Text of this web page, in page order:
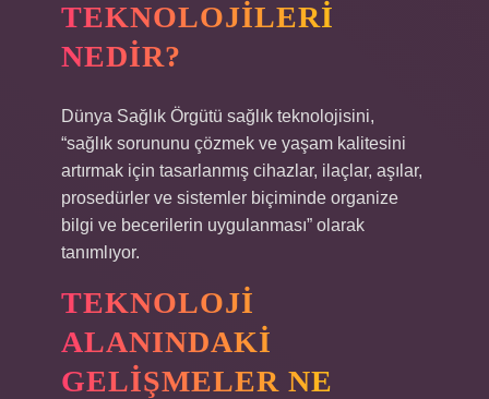
TEKNOLOJILERI
NEDIR?
Dünya Sağlık Örgütü sağlık teknolojisini,
“sağlık sorununu çözmek ve yaşam kalitesini
artırmak için tasarlanmış cihazlar, ilaçlar, aşılar,
prosedürler ve sistemler biçiminde organize
bilgi ve becerilerin uygulanması” olarak
tanımlıyor.
TEKNOLOJI
ALANINDAKI
GELIŞMELER NE